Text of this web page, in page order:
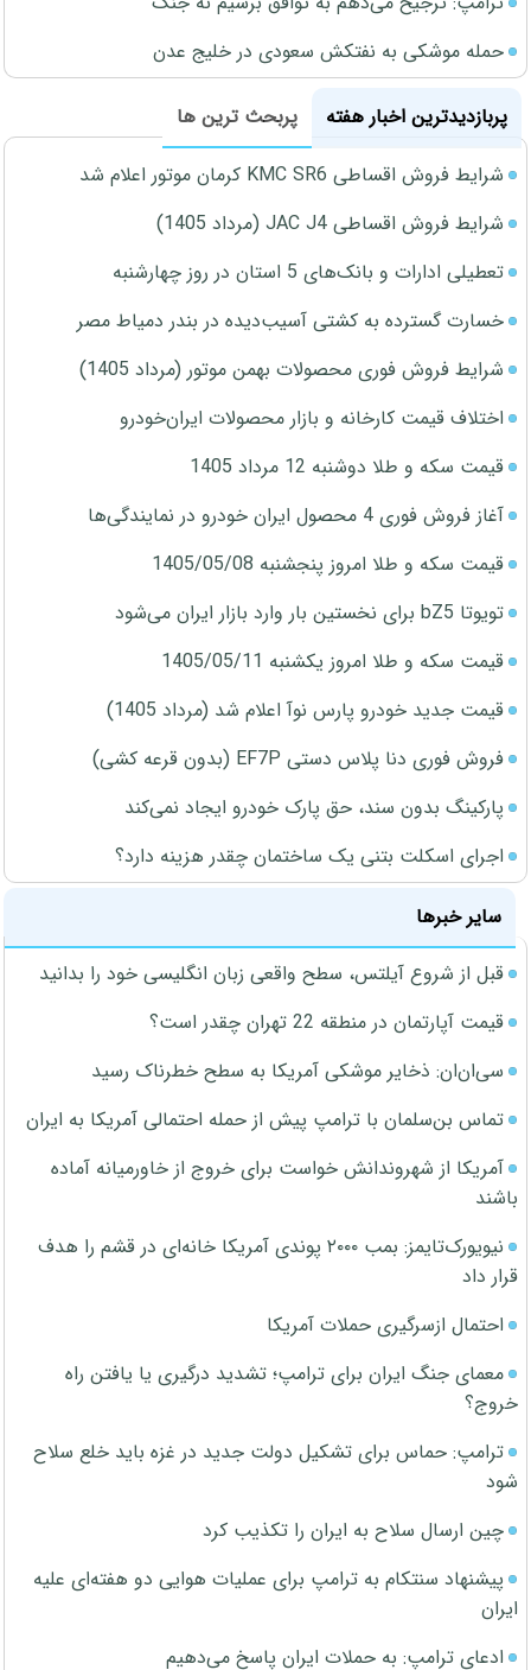
حمله موشکی به نفتکش سعودی در خلیج عدن
پربازدیدترین اخبار هفته
پربحث ترین ها
شرایط فروش اقساطی KMC SR6 کرمان موتور اعلام شد
شرایط فروش اقساطی JAC J4 (مرداد 1405)
تعطیلی ادارات و بانک‌های 5 استان در روز چهارشنبه
خسارت گسترده به کشتی آسیب‌دیده در بندر دمیاط مصر
شرایط فروش فوری محصولات بهمن موتور (مرداد 1405)
اختلاف قیمت کارخانه و بازار محصولات ایران‌خودرو
قیمت سکه و طلا دوشنبه 12 مرداد 1405
آغاز فروش فوری 4 محصول ایران خودرو در نمایندگی‌ها
قیمت سکه و طلا امروز پنجشنبه 1405/05/08
تویوتا bZ5 برای نخستین بار وارد بازار ایران می‌شود
قیمت سکه و طلا امروز یکشنبه 1405/05/11
قیمت جدید خودرو پارس نوآ اعلام شد (مرداد 1405)
فروش فوری دنا پلاس دستی EF7P (بدون قرعه کشی)
پارکینگ بدون سند، حق پارک خودرو ایجاد نمی‌کند
اجرای اسکلت بتنی یک ساختمان چقدر هزینه دارد؟
سایر خبرها
قبل از شروع آیلتس، سطح واقعی زبان انگلیسی خود را بدانید
قیمت آپارتمان در منطقه 22 تهران چقدر است؟
سی‌ان‌ان: ذخایر موشکی آمریکا به سطح خطرناک رسید
تماس بن‌سلمان با ترامپ پیش از حمله احتمالی آمریکا به ایران
آمریکا از شهروندانش خواست برای خروج از خاورمیانه آماده
باشند
نیویورک‌تایمز: بمب ۲۰۰۰ پوندی آمریکا خانه‌ای در قشم را هدف
قرار داد
احتمال ازسرگیری حملات آمریکا
معمای جنگ ایران برای ترامپ؛ تشدید درگیری یا یافتن راه
خروج؟
ترامپ: حماس برای تشکیل دولت جدید در غزه باید خلع سلاح
شود
چین ارسال سلاح به ایران را تکذیب کرد
پیشنهاد سنتکام به ترامپ برای عملیات هوایی دو هفته‌ای علیه
ایران
ادعای ترامپ: به حملات ایران پاسخ می‌دهیم